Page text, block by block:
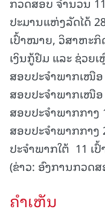
ປະມານແຫ່ງລັດໄດ້
ເປົ້າໝາຍ, ວິສາຫະ
ເງິນກູ້ຢືມ ແລະ ຊ່ວຍ
ສອບປະຈຳພາກເໜື
ສອບປະຈໍາພາກເໜື
ສອບປະຈຳພາກກາງ
ສອບປະຈໍາພາກກາງ
ປະຈໍາພາກໃຕ້ 11 ເ
(ຂ່າວ: ອົງການກວດ
ຄໍາເຫັນ